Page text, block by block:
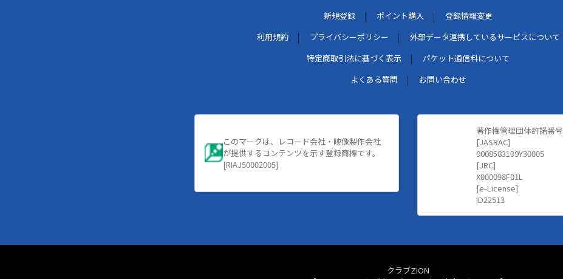
新規登録 ポイント購入
登録情報変更
利用規約
プライバシーポリシー
外部データ連携しているサービスについて
特定商取引法に基づく表示
パケット通信料について
よくある質問
お問い合わせ
このマークは、レコード会社・映像製作会社
が提供するコンテンツを示す登録商標です。
[RIAJ50002005]
著作権管理団体許諾番号
[JASRAC]
9008583139Y30005
[JRC]
X000098F01L
[e-License]
ID22513
クラブZION